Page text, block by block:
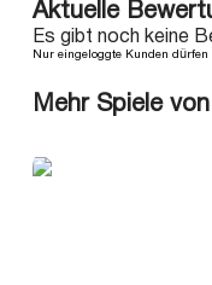
Aktuelle
Es gibt noch keine
Nur eingeloggte Kunden
Mehr Spiele